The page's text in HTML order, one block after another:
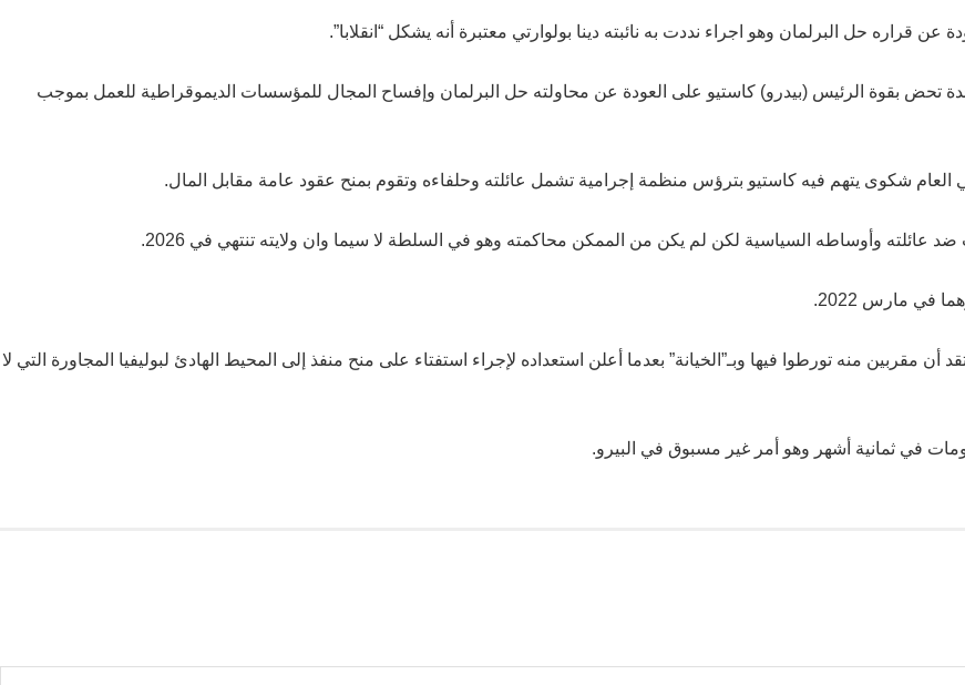
حل البرلمان وهو اجراء نددت به نائبته دينا بولوارتي معتبرة أنه يشكل “انقلابا”.
تحض بقوة الرئيس (بيدرو) كاستيو على العودة عن محاولته حل البرلمان وإفساح المجال للمؤسسات الديموقراطية للعمل بموجب
شكوى يتهم فيه كاستيو بترؤس منظمة إجرامية تشمل عائلته وحلفاءه وتقوم بمنح عقود عامة مقابل المال.
وأوساطه السياسية لكن لم يكن من الممكن محاكمته وهو في السلطة لا سيما وان ولايته تنتهي في 2026.
في مارس 2022.
مقربين منه تورطوا فيها وبـ”الخيانة” بعدما أعلن استعداده لإجراء استفتاء على منح منفذ إلى المحيط الهادئ لبوليفيا المجاورة التي لا
في ثمانية أشهر وهو أمر غير مسبوق في البيرو.